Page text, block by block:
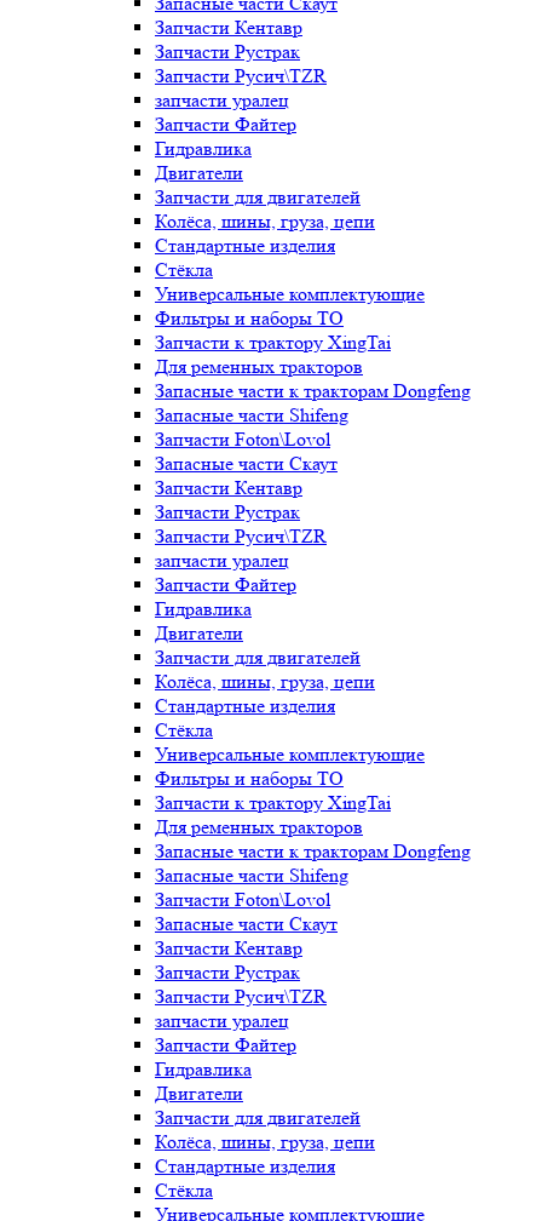
Запчасти Кентавр
Запчасти Рустрак
Запчасти Русич\TZR
запчасти уралец
Запчасти Файтер
Гидравлика
Двигатели
Запчасти для двигателей
Колёса, шины, груза, цепи
Стандартные изделия
Стёкла
Универсальные комплектующие
Фильтры и наборы ТО
Запчасти к трактору XingTai
Для ременных тракторов
Запасные части к тракторам Dongfeng
Запасные части Shifeng
Запчасти Foton\Lovol
Запасные части Скаут
Запчасти Кентавр
Запчасти Рустрак
Запчасти Русич\TZR
запчасти уралец
Запчасти Файтер
Гидравлика
Двигатели
Запчасти для двигателей
Колёса, шины, груза, цепи
Стандартные изделия
Стёкла
Универсальные комплектующие
Фильтры и наборы ТО
Запчасти к трактору XingTai
Для ременных тракторов
Запасные части к тракторам Dongfeng
Запасные части Shifeng
Запчасти Foton\Lovol
Запасные части Скаут
Запчасти Кентавр
Запчасти Рустрак
Запчасти Русич\TZR
запчасти уралец
Запчасти Файтер
Гидравлика
Двигатели
Запчасти для двигателей
Колёса, шины, груза, цепи
Стандартные изделия
Стёкла
Универсальные комплектующие